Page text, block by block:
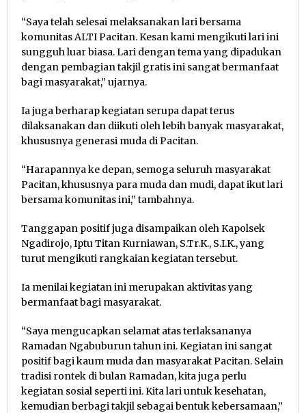
“Saya telah selesai melaksanakan lari bersama
komunitas ALTI Pacitan. Kesan kami mengikuti lari ini
sungguh luar biasa. Lari dengan tema yang dipadukan
dengan pembagian takjil gratis ini sangat bermanfaat
bagi masyarakat,” ujarnya.
Ia juga berharap kegiatan serupa dapat terus
dilaksanakan dan diikuti oleh lebih banyak masyarakat,
khususnya generasi muda di Pacitan.
“Harapannya ke depan, semoga seluruh masyarakat
Pacitan, khususnya para muda dan mudi, dapat ikut lari
bersama komunitas ini,” tambahnya.
Tanggapan positif juga disampaikan oleh Kapolsek
Ngadirojo, Iptu Titan Kurniawan, S.Tr.K., S.I.K., yang
turut mengikuti rangkaian kegiatan tersebut.
Ia menilai kegiatan ini merupakan aktivitas yang
bermanfaat bagi masyarakat.
“Saya mengucapkan selamat atas terlaksananya
Ramadan Ngabuburun tahun ini. Kegiatan ini sangat
positif bagi kaum muda dan masyarakat Pacitan. Selain
tradisi rontek di bulan Ramadan, kita juga perlu
kegiatan sosial seperti ini. Kita lari untuk kesehatan,
kemudian berbagi takjil sebagai bentuk kebersamaan,”